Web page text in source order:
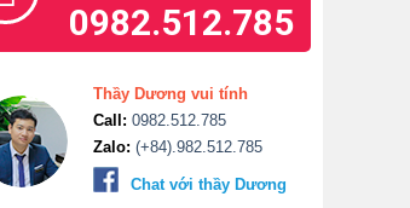
0982.512.785
Thầy Dương vui tính
Call: 0982.512.785
Zalo: (+84).982.512.785
Chat với thầy Dương